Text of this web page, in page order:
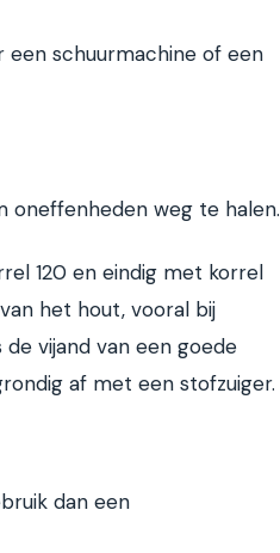
een schuurmachine of een
oneffenheden weg te halen.
120 en eindig met korrel
het hout, vooral bij
vijand van een goede
af met een stofzuiger.
dan een